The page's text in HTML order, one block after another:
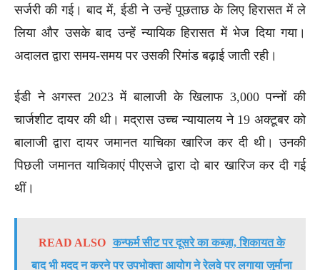
सर्जरी की गई। बाद में, ईडी ने उन्हें पूछताछ के लिए हिरासत में ले
लिया और उसके बाद उन्हें न्यायिक हिरासत में भेज दिया गया।
अदालत द्वारा समय-समय पर उसकी रिमांड बढ़ाई जाती रही।
ईडी ने अगस्त 2023 में बालाजी के खिलाफ 3,000 पन्नों की
चार्जशीट दायर की थी। मद्रास उच्च न्यायालय ने 19 अक्टूबर को
बालाजी द्वारा दायर जमानत याचिका खारिज कर दी थी। उनकी
पिछली जमानत याचिकाएं पीएसजे द्वारा दो बार खारिज कर दी गई
थीं।
READ ALSO कन्फर्म सीट पर दूसरे का कब्ज़ा, शिकायत के
बाद भी मदद न करने पर उपभोक्ता आयोग ने रेलवे पर लगाया जुर्माना